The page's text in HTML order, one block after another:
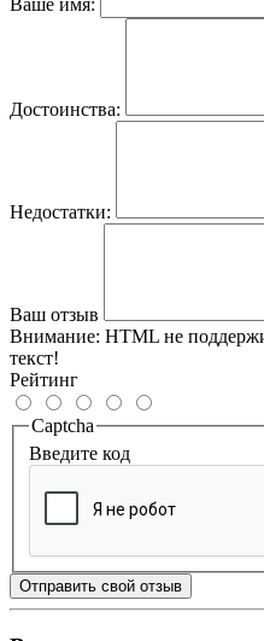
Достоинства:
Недостатки:
Ваш отзыв
Внимание: HTML не
текст!
Рейтинг
Captcha
Введите код
Отправить свой отзыв